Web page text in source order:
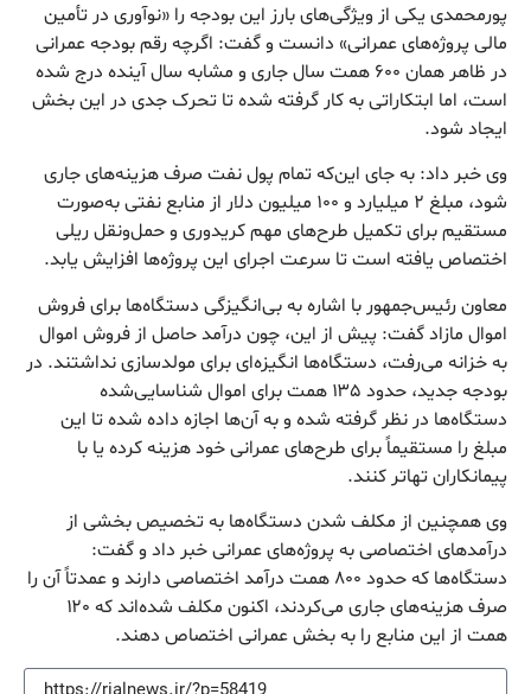
پورمحمدی یکی از ویژگی‌های بارز این بودجه را «نوآوری در تأمین
مالی پروژه‌های عمرانی» دانست و گفت: اگرچه رقم بودجه عمرانی
در ظاهر همان ۶۰۰ همت سال جاری و مشابه سال آینده درج شده
است، اما ابتکاراتی به کار گرفته شده تا تحرک جدی در این بخش
ایجاد شود.
وی خبر داد: به جای این‌که تمام پول نفت صرف هزینه‌های جاری
شود، مبلغ ۲ میلیارد و ۱۰۰ میلیون دلار از منابع نفتی به‌صورت
مستقیم برای تکمیل طرح‌های مهم کریدوری و حمل‌ونقل ریلی
اختصاص یافته است تا سرعت اجرای این پروژه‌ها افزایش یابد.
معاون رئیس‌جمهور با اشاره به بی‌انگیزگی دستگاه‌ها برای فروش
اموال مازاد گفت: پیش از این، چون درآمد حاصل از فروش اموال
به خزانه می‌رفت، دستگاه‌ها انگیزه‌ای برای مولدسازی نداشتند. در
بودجه جدید، حدود ۱۳۵ همت برای اموال شناسایی‌شده
دستگاه‌ها در نظر گرفته شده و به آن‌ها اجازه داده شده تا این
مبلغ را مستقیماً برای طرح‌های عمرانی خود هزینه کرده یا با
پیمانکاران تهاتر کنند.
وی همچنین از مکلف شدن دستگاه‌ها به تخصیص بخشی از
درآمدهای اختصاصی به پروژه‌های عمرانی خبر داد و گفت:
دستگاه‌ها که حدود ۸۰۰ همت درآمد اختصاصی دارند و عمدتاً آن را
صرف هزینه‌های جاری می‌کردند، اکنون مکلف شده‌اند که ۱۲۰
همت از این منابع را به بخش عمرانی اختصاص دهند.